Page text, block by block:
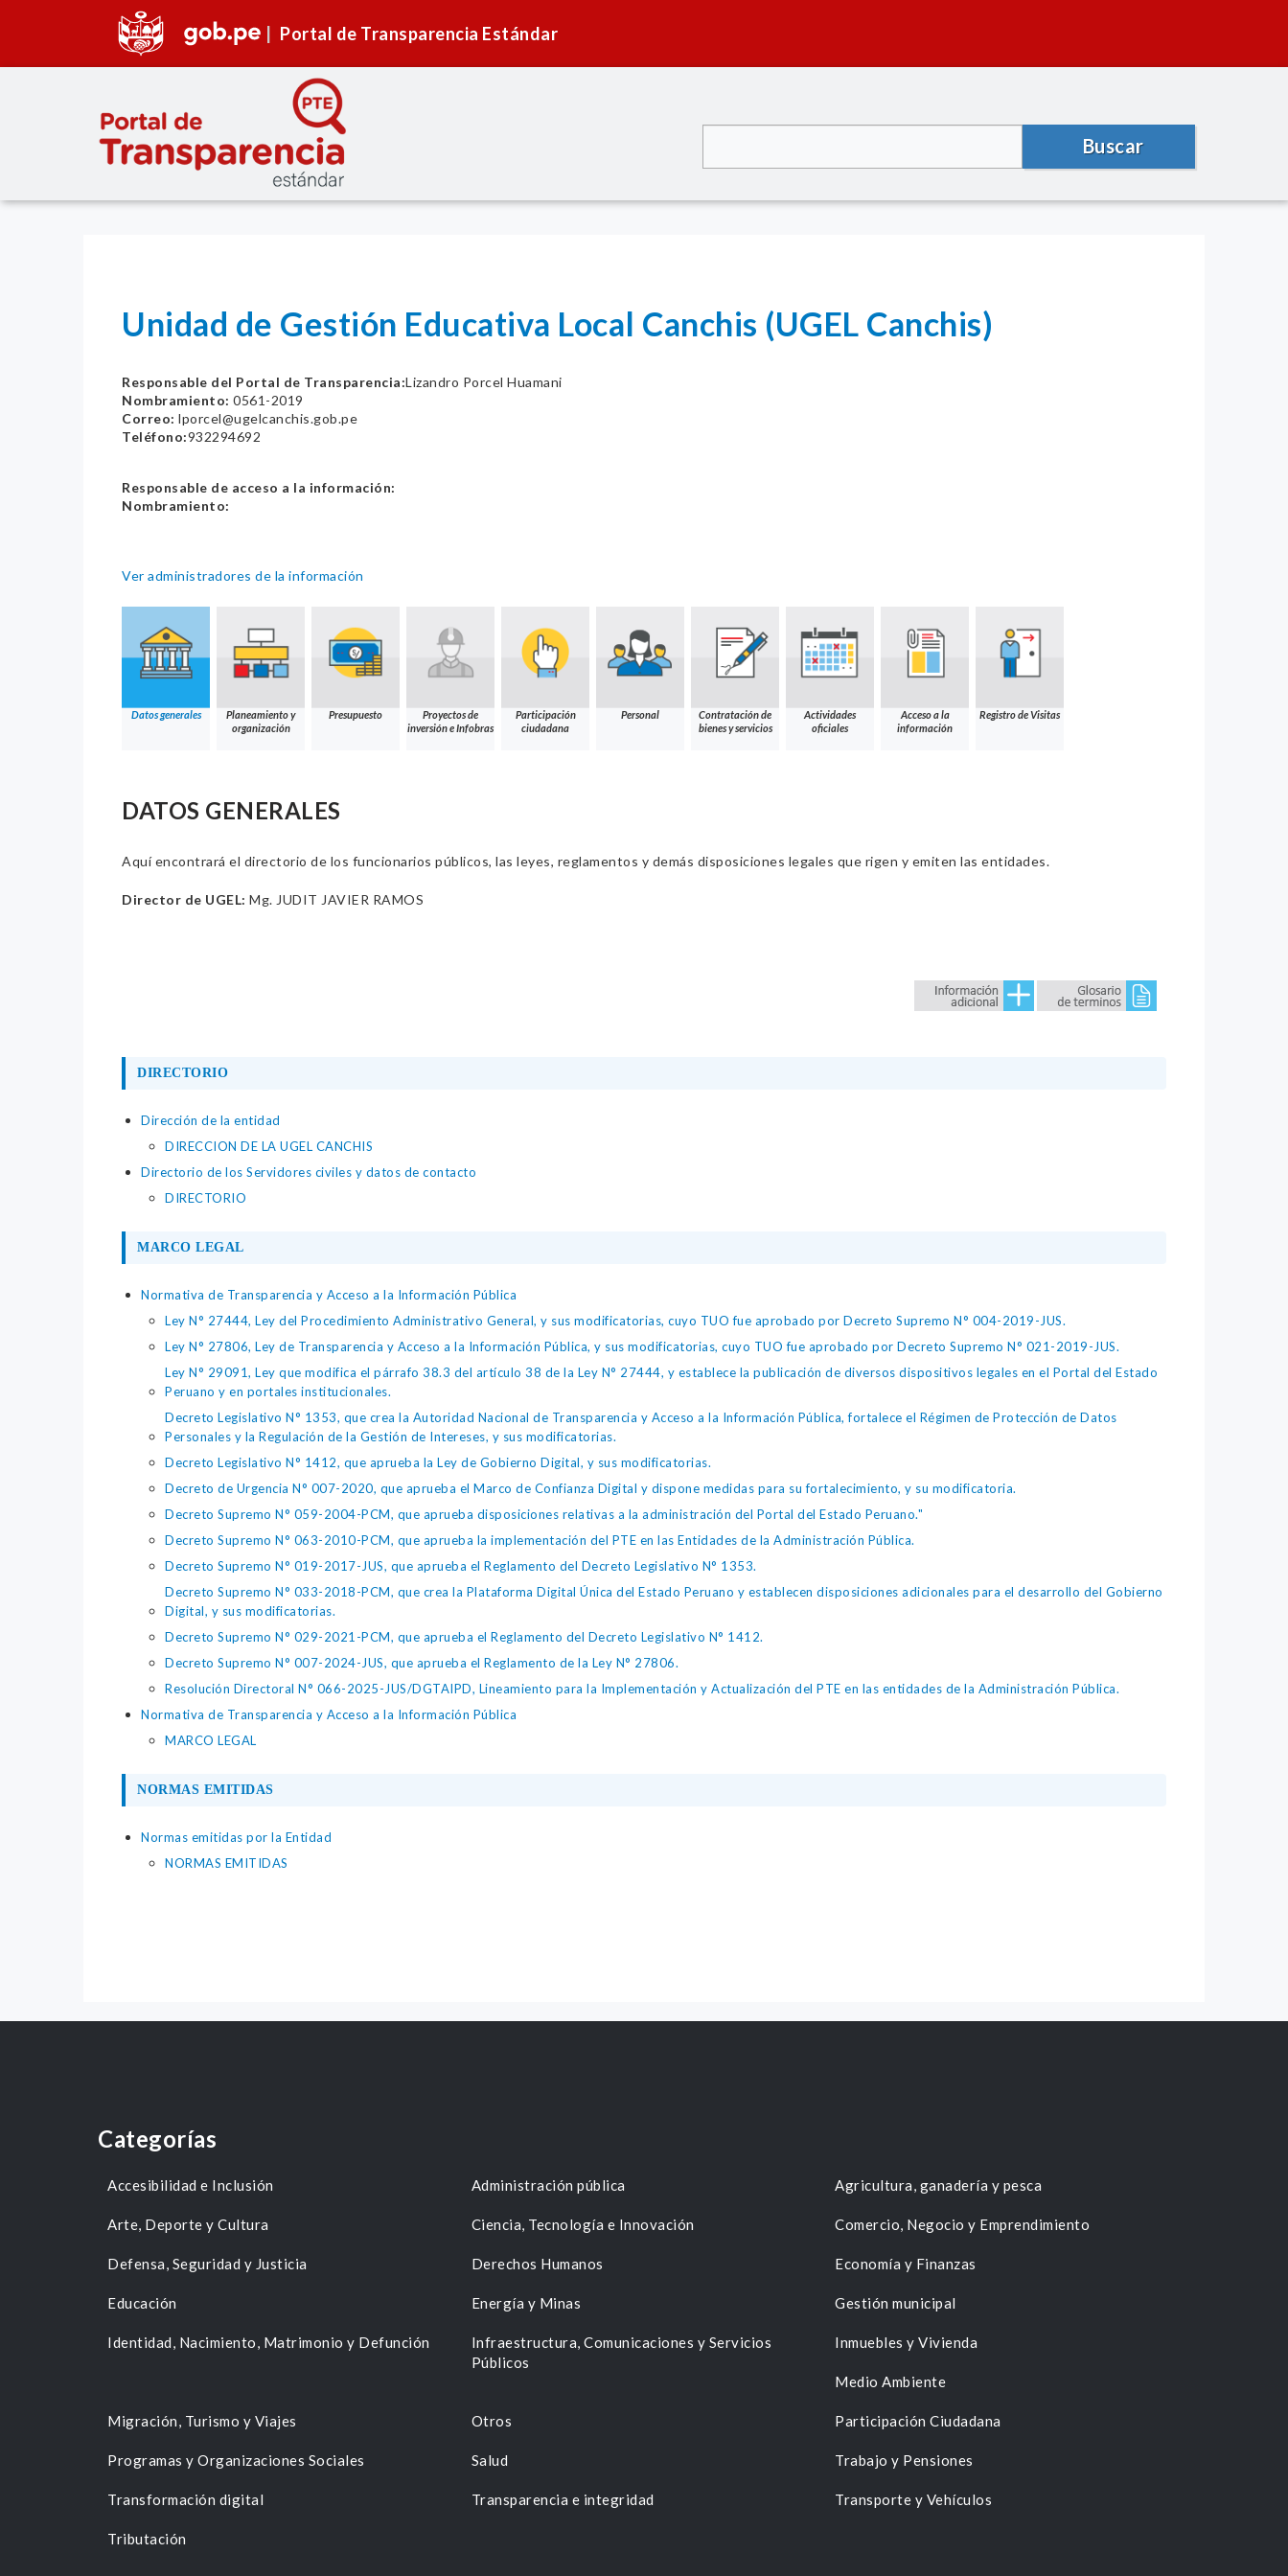
Portal de Transparencia Estándar
Buscar
Unidad de Gestión Educativa Local Canchis (UGEL Canchis)
Responsable del Portal de Transparencia:Lizandro Porcel Huamani
Nombramiento: 0561-2019
Correo: lporcel@ugelcanchis.gob.pe
Teléfono:932294692
Responsable de acceso a la información:
Nombramiento:
Ver administradores de la información
Datos generales
Planeamiento y
organización
Presupuesto
Proyectos de
inversión e Infobras
Participación
ciudadana
Personal
Contratación de
bienes y servicios
Actividades
oficiales
Acceso a la
información
Registro de Visitas
DATOS GENERALES
Aquí encontrará el directorio de los funcionarios públicos, las leyes, reglamentos y demás disposiciones legales que rigen y emiten las entidades.
Director de UGEL: Mg. JUDIT JAVIER RAMOS
DIRECTORIO
Dirección de la entidad
DIRECCION DE LA UGEL CANCHIS
Directorio de los Servidores civiles y datos de contacto
DIRECTORIO
MARCO LEGAL
Normativa de Transparencia y Acceso a la Información Pública
Ley N° 27444, Ley del Procedimiento Administrativo General, y sus modificatorias, cuyo TUO fue aprobado por Decreto Supremo N° 004-2019-JUS.
Ley N° 27806, Ley de Transparencia y Acceso a la Información Pública, y sus modificatorias, cuyo TUO fue aprobado por Decreto Supremo N° 021-2019-JUS.
Ley N° 29091, Ley que modifica el párrafo 38.3 del artículo 38 de la Ley N° 27444, y establece la publicación de diversos dispositivos legales en el Portal del Estado
Peruano y en portales institucionales.
Decreto Legislativo N° 1353, que crea la Autoridad Nacional de Transparencia y Acceso a la Información Pública, fortalece el Régimen de Protección de Datos
Personales y la Regulación de la Gestión de Intereses, y sus modificatorias.
Decreto Legislativo N° 1412, que aprueba la Ley de Gobierno Digital, y sus modificatorias.
Decreto de Urgencia N° 007-2020, que aprueba el Marco de Confianza Digital y dispone medidas para su fortalecimiento, y su modificatoria.
Decreto Supremo N° 059-2004-PCM, que aprueba disposiciones relativas a la administración del Portal del Estado Peruano."
Decreto Supremo N° 063-2010-PCM, que aprueba la implementación del PTE en las Entidades de la Administración Pública.
Decreto Supremo N° 019-2017-JUS, que aprueba el Reglamento del Decreto Legislativo N° 1353.
Decreto Supremo N° 033-2018-PCM, que crea la Plataforma Digital Única del Estado Peruano y establecen disposiciones adicionales para el desarrollo del Gobierno
Digital, y sus modificatorias.
Decreto Supremo N° 029-2021-PCM, que aprueba el Reglamento del Decreto Legislativo N° 1412.
Decreto Supremo N° 007-2024-JUS, que aprueba el Reglamento de la Ley N° 27806.
Resolución Directoral N° 066-2025-JUS/DGTAIPD, Lineamiento para la Implementación y Actualización del PTE en las entidades de la Administración Pública.
Normativa de Transparencia y Acceso a la Información Pública
MARCO LEGAL
NORMAS EMITIDAS
Normas emitidas por la Entidad
NORMAS EMITIDAS
Categorías
Accesibilidad e Inclusión Administración pública Agricultura, ganadería y pesca
Arte, Deporte y Cultura Ciencia, Tecnología e Innovación Comercio, Negocio y Emprendimiento
Defensa, Seguridad y Justicia Derechos Humanos Economía y Finanzas
Educación Energía y Minas Gestión municipal
Identidad, Nacimiento, Matrimonio y Defunción
Infraestructura, Comunicaciones y Servicios
Públicos
Inmuebles y Vivienda
Medio Ambiente
Migración, Turismo y Viajes Otros Participación Ciudadana
Programas y Organizaciones Sociales Salud Trabajo y Pensiones
Transformación digital Transparencia e integridad Transporte y Vehículos
Tributación